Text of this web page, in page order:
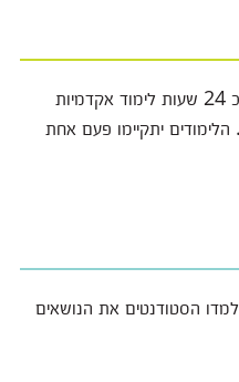
משך הלימודים הינו כחודשיים. סה"כ 24 שעות לימוד אקדמיות
לימוד. הלימודים יתקיימו פעם אחת
הסטודנטים את הנושאים